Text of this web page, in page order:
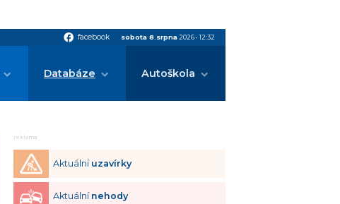
facebook facebook sobota 8.srpna 2026•12:32
Databáze Autoškola
reklama
Aktuální uzavírky
Aktuální nehody